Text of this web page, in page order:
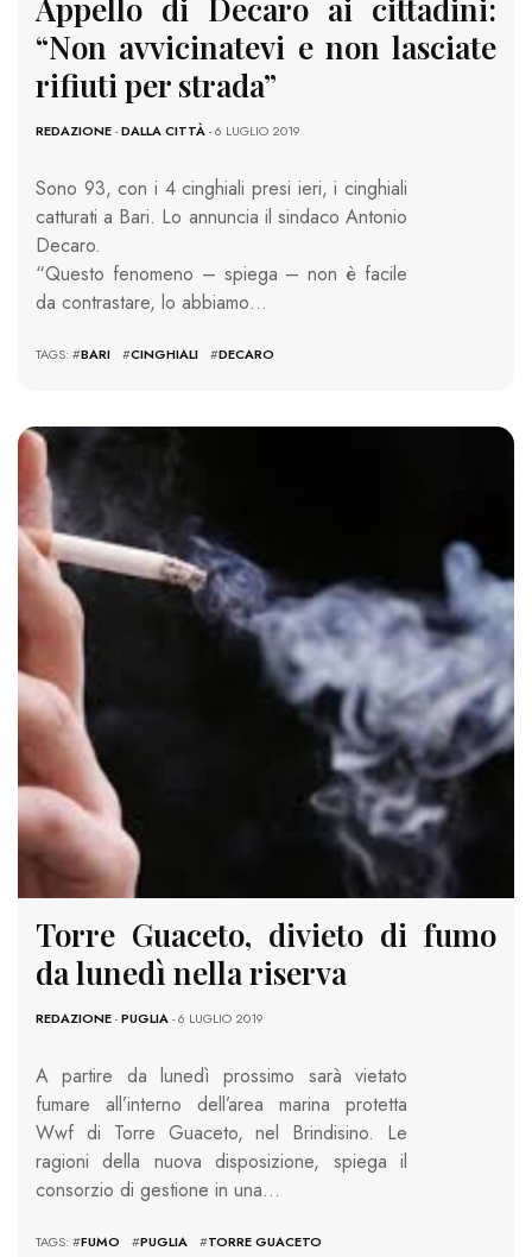
Appello di Decaro ai cittadini:
“Non avvicinatevi e non lasciate
rifiuti per strada”
REDAZIONE-DALLA CITTÀ- 6 LUGLIO 2019
Sono 93, con i 4 cinghiali presi ieri, i cinghiali
catturati a Bari. Lo annuncia il sindaco Antonio
Decaro.
“Questo fenomeno – spiega – non è facile
da contrastare, lo abbiamo…
TAGS: #BARI #CINGHIALI #DECARO
Torre Guaceto, divieto di fumo
da lunedì nella riserva
REDAZIONE-PUGLIA- 6 LUGLIO 2019
A partire da lunedì prossimo sarà vietato
fumare all’interno dell’area marina protetta
Wwf di Torre Guaceto, nel Brindisino. Le
ragioni della nuova disposizione, spiega il
consorzio di gestione in una…
TAGS: #FUMO #PUGLIA #TORRE GUACETO